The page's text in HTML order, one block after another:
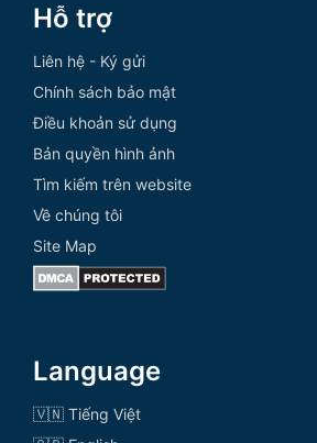
Hỗ trợ
Liên hệ - Ký gửi
Chính sách bảo mật
Điều khoản sử dụng
Bản quyền hình ảnh
Tìm kiếm trên website
Về chúng tôi
Site Map
Language
🇻🇳 Tiếng Việt